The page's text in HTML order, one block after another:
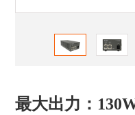
最大出力：